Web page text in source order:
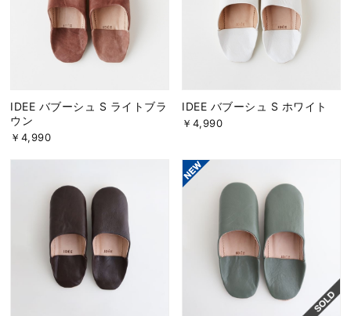
IDEE バブーシュ S ライトブラ
ウン
￥4,990
IDEE バブーシュ S ホワイト
￥4,990